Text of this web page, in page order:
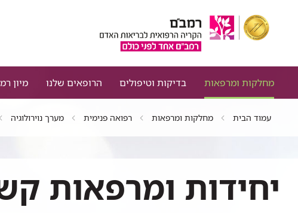
מחלקות ומרפאות בדיקות וטיפולים הרופאים שלנו מיון
עמוד הבית מחלקות ומרפאות רפואה פנימית מערך נוירולוגיה
יחידות ומרפאות